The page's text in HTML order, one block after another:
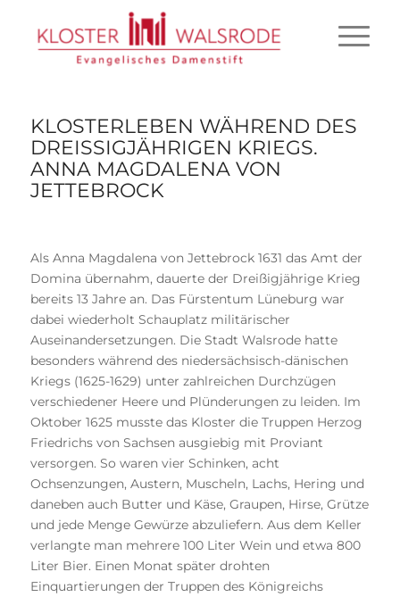
KLOSTERLEBEN WÄHREND DES
DREISSIGJÄHRIGEN KRIEGS. A
NNA MAGDALENA VON J
ETTEBROCK
Als Anna Magdalena von Jettebrock 1631 das Amt der
Domina übernahm, dauerte der Dreißigjährige Krieg
bereits 13 Jahre an. Das Fürstentum Lüneburg war
dabei wiederholt Schauplatz militärischer
Auseinandersetzungen. Die Stadt Walsrode hatte
besonders während des niedersächsisch-dänischen
Kriegs (1625-1629) unter zahlreichen Durchzügen
verschiedener Heere und Plünderungen zu leiden. Im
Oktober 1625 musste das Kloster die Truppen Herzog
Friedrichs von Sachsen ausgiebig mit Proviant
versorgen. So waren vier Schinken, acht
Ochsenzungen, Austern, Muscheln, Lachs, Hering und
daneben auch Butter und Käse, Graupen, Hirse, Grütze
und jede Menge Gewürze abzuliefern. Aus dem Keller
verlangte man mehrere 100 Liter Wein und etwa 800
Liter Bier. Einen Monat später drohten
Einquartierungen der Truppen des Königreichs